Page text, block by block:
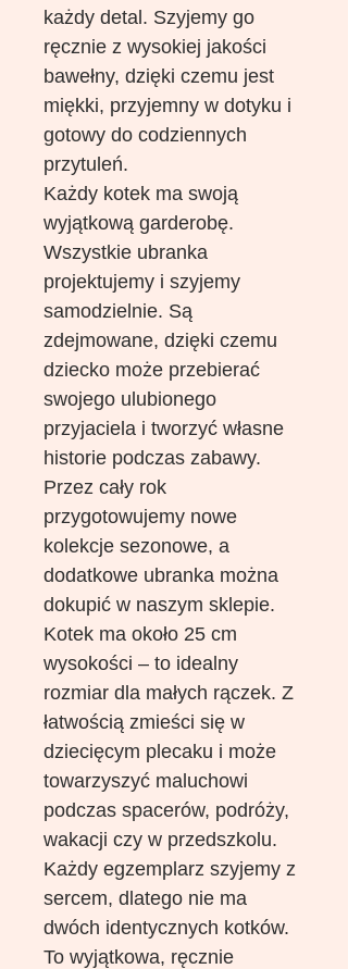
każdy detal. Szyjemy go
ręcznie z wysokiej jakości
bawełny, dzięki czemu jest
miękki, przyjemny w dotyku i
gotowy do codziennych
przytuleń.
Każdy kotek ma swoją
wyjątkową garderobę.
Wszystkie ubranka
projektujemy i szyjemy
samodzielnie. Są
zdejmowane, dzięki czemu
dziecko może przebierać
swojego ulubionego
przyjaciela i tworzyć własne
historie podczas zabawy.
Przez cały rok
przygotowujemy nowe
kolekcje sezonowe, a
dodatkowe ubranka można
dokupić w naszym sklepie.
Kotek ma około 25 cm
wysokości – to idealny
rozmiar dla małych rączek. Z
łatwością zmieści się w
dziecięcym plecaku i może
towarzyszyć maluchowi
podczas spacerów, podróży,
wakacji czy w przedszkolu.
Każdy egzemplarz szyjemy z
sercem, dlatego nie ma
dwóch identycznych kotków.
To wyjątkowa, ręcznie